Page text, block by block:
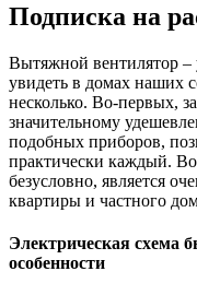
Подписка на
Вытяжной вентилятор –
увидеть в домах наших
несколько. Во-первых,
значительному
подобных приборов,
практически каждый.
безусловно, является
квартиры и частного
Электрическая схема
особенности